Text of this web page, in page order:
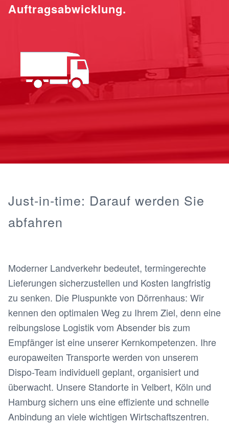
Auftragsabwicklung.
Just-in-time: Darauf werden Sie
abfahren
Moderner Landverkehr bedeutet, termingerechte
Lieferungen sicherzustellen und Kosten langfristig
zu senken. Die Pluspunkte von Dörrenhaus: Wir
kennen den optimalen Weg zu Ihrem Ziel, denn eine
reibungslose Logistik vom Absender bis zum
Empfänger ist eine unserer Kernkompetenzen. Ihre
europaweiten Transporte werden von unserem
Dispo-Team individuell geplant, organisiert und
überwacht. Unsere Standorte in Velbert, Köln und
Hamburg sichern uns eine effiziente und schnelle
Anbindung an viele wichtigen Wirtschaftszentren.